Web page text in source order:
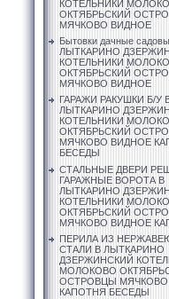
КОТЕЛЬНИКИ
ОКТЯБРЬСКИЙ
МЯЧКОВО ВИДНОЕ
Бытовки дачные
ЛЫТКАРИНО
КОТЕЛЬНИКИ
ОКТЯБРЬСКИЙ
МЯЧКОВО ВИДНОЕ
ГАРАЖИ РАКУШКИ Б/У
ЛЫТКАРИНО
КОТЕЛЬНИКИ
ОКТЯБРЬСКИЙ
МЯЧКОВО ВИДНОЕ
БЕСЕДЫ
СТАЛЬНЫЕ ДВЕРИ
ГАРАЖНЫЕ ВОРОТА В
ЛЫТКАРИНО
КОТЕЛЬНИКИ
ОКТЯБРЬСКИЙ
МЯЧКОВО ВИДНОЕ
ПЕРИЛА ИЗ
СТАЛИ В ЛЫТКАРИНО
ДЗЕРЖИНСКИЙ
МОЛОКОВО
ОСТРОВЦЫ МЯЧКОВО
КАПОТНЯ БЕСЕДЫ